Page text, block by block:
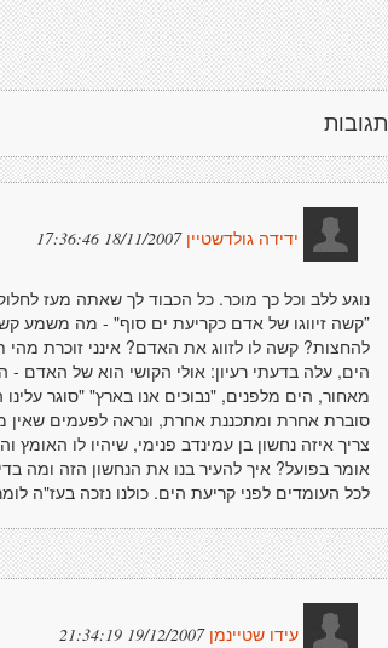
תגובות
ידידה גולדשטיין 18/11/2007 17:36:46
נוגע ללב וכל כך מוכר. כל הכבוד לך שאתה מעז
”קשה זיווגו של אדם כקריעת ים סוף" - מה משמע
להחצות? קשה לו לזווג את האדם? אינני זוכרת
הים, עלה בדעתי רעיון: אולי הקושי הוא של האדם -
מאחור, הים מלפנים, "נבוכים אנו בארץ" "סוגר
סוברת אחרת ומתכננת אחרת, ונראה לפעמים שאין
צריך איזה נחשון בן עמינדב פנימי, שיהיו לו
אומר בפועל? איך להעיר בנו את הנחשון הזה ומה
לכל העומדים לפני קריעת הים. כולנו נזכה בעז"ה
עידו שטיינמן 19/12/2007 21:34:19